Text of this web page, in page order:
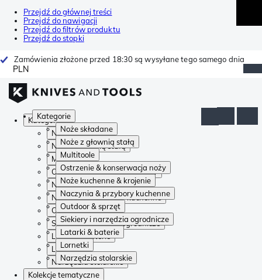
Przejdź do głównej treści
Przejdź do nawigacji
Przejdź do filtrów produktu
Przejdź do stopki
Zamówienia złożone przed 18:30 są wysyłane tego samego dnia
PLN
Kategorie
Noże składane
Noże z głownią stałą
Multitoole
Ostrzenie & konserwacja noży
Noże kuchenne & krojenie
Naczynia & przybory kuchenne
Outdoor & sprzęt
Siekiery i narzędzia ogrodnicze
Latarki & baterie
Lornetki
Narzędzia stolarskie
Kategorie
Noże składane
Noże z głownią stałą
Multitoole
Ostrzenie & konserwacja noży
Noże kuchenne & krojenie
Naczynia & przybory kuchenne
Outdoor & sprzęt
Siekiery i narzędzia ogrodnicze
Latarki & baterie
Lornetki
Narzędzia stolarskie
Kolekcje tematyczne